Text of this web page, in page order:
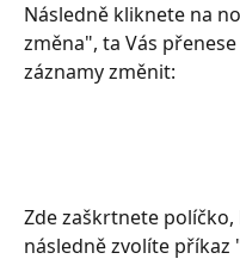
Následně kliknete na
změna", ta Vás
záznamy změnit:
Zde zaškrtnete
následně zvolíte příkaz